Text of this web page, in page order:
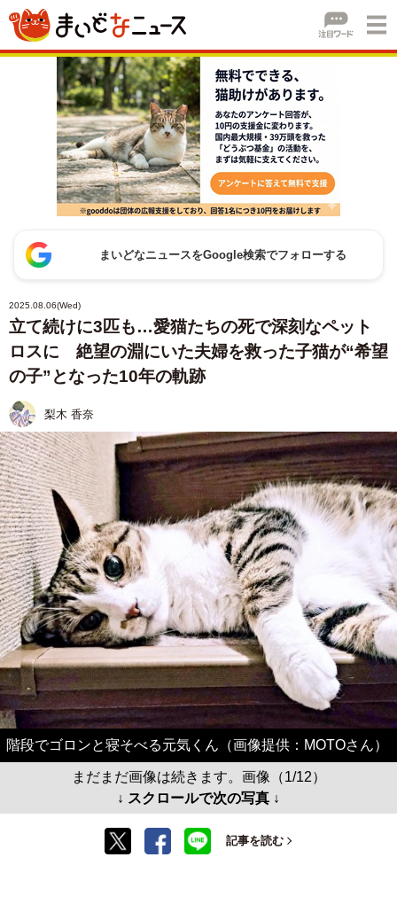
まいどなニュースをGoogle検索でフォローする
2025.08.06(Wed)
立て続けに3匹も…愛猫たちの死で深刻なペット
ロスに 絶望の淵にいた夫婦を救った子猫が“希望
の子”となった10年の軌跡
梨木 香奈
階段でゴロンと寝そべる元気くん（画像提供：MOTOさん）
まだまだ画像は続きます。画像（1/12）
↓ スクロールで次の写真 ↓
記事を読む